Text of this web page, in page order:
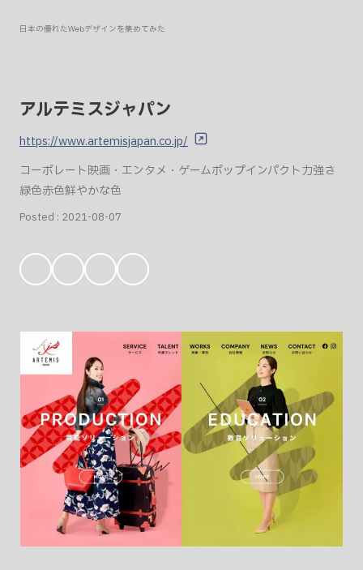
日本の優れたWebデザインを集めてみた
アルテミスジャパン
https://www.artemisjapan.co.jp/
コーポレート映画・エンタメ・ゲームポップインパクト力強さ
緑色赤色鮮やかな色
Posted : 2021-08-07
気
入